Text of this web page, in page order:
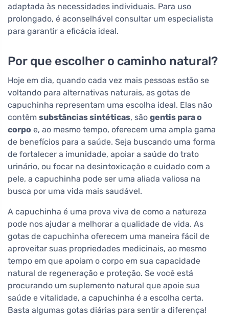
adaptada às necessidades individuais. Para uso
prolongado, é aconselhável consultar um especialista
para garantir a eficácia ideal.
Por que escolher o caminho natural?
Hoje em dia, quando cada vez mais pessoas estão se
voltando para alternativas naturais, as gotas de
capuchinha representam uma escolha ideal. Elas não
contêm substâncias sintéticas, são gentis para o
corpo e, ao mesmo tempo, oferecem uma ampla gama
de benefícios para a saúde. Seja buscando uma forma
de fortalecer a imunidade, apoiar a saúde do trato
urinário, ou focar na desintoxicação e cuidado com a
pele, a capuchinha pode ser uma aliada valiosa na
busca por uma vida mais saudável.
A capuchinha é uma prova viva de como a natureza
pode nos ajudar a melhorar a qualidade de vida. As
gotas de capuchinha oferecem uma maneira fácil de
aproveitar suas propriedades medicinais, ao mesmo
tempo em que apoiam o corpo em sua capacidade
natural de regeneração e proteção. Se você está
procurando um suplemento natural que apoie sua
saúde e vitalidade, a capuchinha é a escolha certa.
Basta algumas gotas diárias para sentir a diferença!